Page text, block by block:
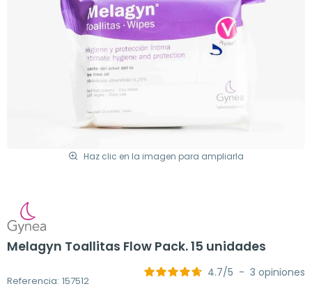
Haz clic en la imagen para ampliarla
Melagyn Toallitas Flow Pack. 15 unidades
Referencia: 157512
4.7/5 - 3 opiniones